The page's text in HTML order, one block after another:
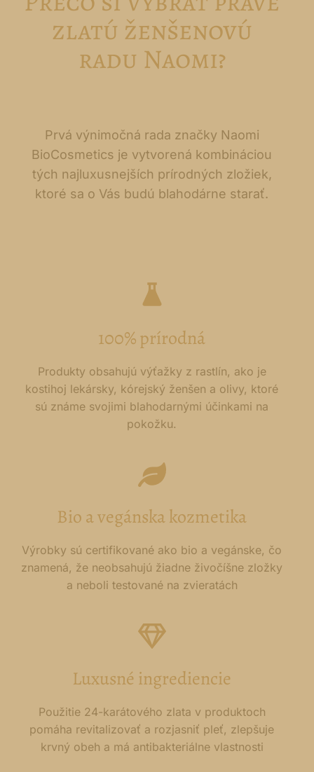
zlatú ženšenovú
radu Naomi?
Prvá výnimočná rada značky Naomi
BioCosmetics je vytvorená kombináciou
tých najluxusnejších prírodných zložiek,
ktoré sa o Vás budú blahodárne starať.
100% prírodná
Produkty obsahujú výťažky z rastlín, ako je
kostihoj lekársky, kórejský ženšen a olivy, ktoré
sú známe svojimi blahodarnými účinkami na
pokožku.
Bio a vegánska kozmetika
Výrobky sú certifikované ako bio a vegánske, čo
znamená, že neobsahujú žiadne živočíšne zložky
a neboli testované na zvieratách
Luxusné ingrediencie
Použitie 24-karátového zlata v produktoch
pomáha revitalizovať a rozjasniť pleť, zlepšuje
krvný obeh a má antibakteriálne vlastnosti